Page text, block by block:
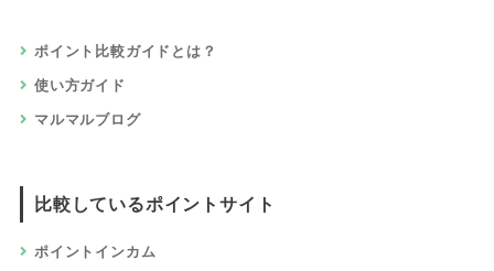
ポイント比較ガイドとは？
使い方ガイド
マルマルブログ
比較しているポイントサイト
ポイントインカム